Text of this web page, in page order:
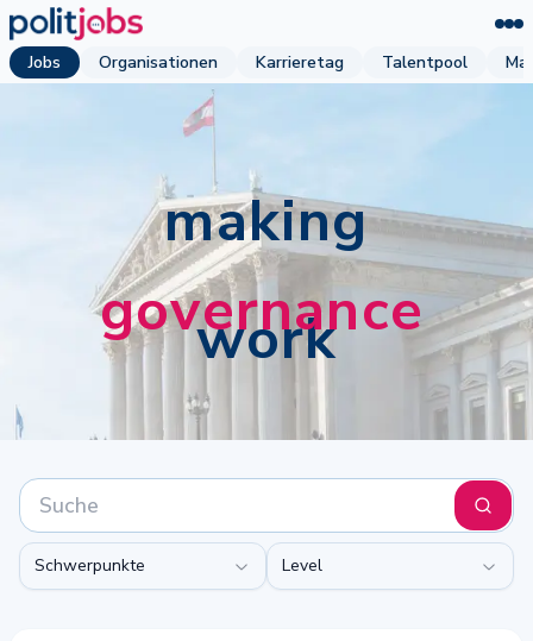
Jobs Organisationen Karrieretag Talentpool
making
governance
work
Suchen
Schwerpunkte Level